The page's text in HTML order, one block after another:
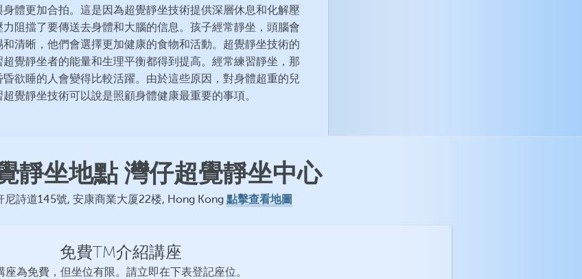
體更加合拍。這是因為超覺靜坐技術提供深層休息和化解壓
力阻擋了要傳送去身體和大腦的信息。孩子經常靜坐，頭腦會
清晰，他們會選擇更加健康的食物和活動。超覺靜坐技術的
覺靜坐者的能量和生理平衡都得到提高。經常練習靜坐，那
欲睡的人會變得比較活躍。由於這些原因，對身體超重的兒
覺靜坐技術可以說是照顧身體健康最重要的事項。
靜坐地點 灣仔超覺靜坐中心
尼詩道145號, 安康商業大厦22楼, Hong Kong 點擊查看地圖
免費TM介紹講座
座為免費，但坐位有限。請立即在下表登記座位。